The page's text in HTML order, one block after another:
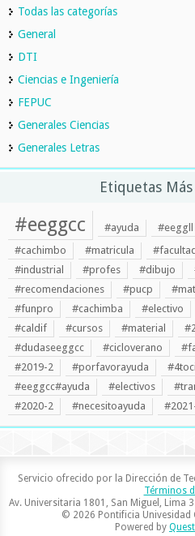
Todas las categorías
General
DTI
Ciencias e Ingeniería
FEPUC
Generales Ciencias
Generales Letras
Etiquetas
#eeggcc #ayuda #eeggll
#cachimbo
#matricula #facultad
#industrial
#profes #dibujo
#recomendaciones
#pucp
#funpro
#cachimba #electivo
#caldif
#cursos #material
#dudaseeggcc
#cicloverano
#2019-2
#porfavorayuda
#eeggcc#ayuda
#electivos
#2020-2
#necesitoayuda
Servicio ofrecido por la Dirección de
Términos
Av. Universitaria 1801, San Miguel, Lima
© 2026 Pontificia Univesidad
Powered by